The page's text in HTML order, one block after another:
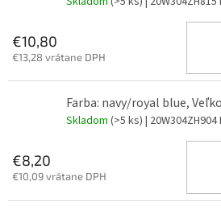
€10,80
€13,28 vrátane DPH
Farba: navy/royal blue,
Skladom (>5 ks) | 20W304ZH904
€8,20
€10,09 vrátane DPH